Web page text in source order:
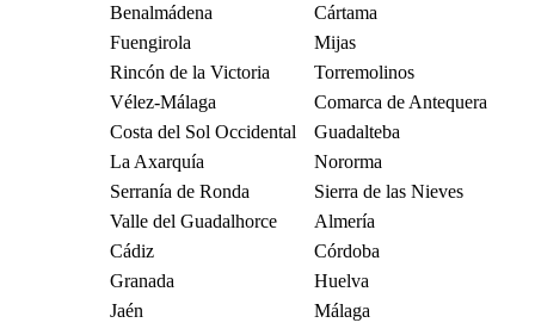
Benalmádena
Cártama
Fuengirola
Mijas
Rincón de la Victoria
Torremolinos
Vélez-Málaga
Comarca de Antequera
Costa del Sol Occidental
Guadalteba
La Axarquía
Nororma
Serranía de Ronda
Sierra de las Nieves
Valle del Guadalhorce
Almería
Cádiz
Córdoba
Granada
Huelva
Jaén
Málaga